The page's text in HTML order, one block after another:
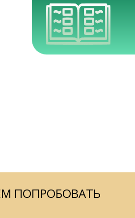
ПОПРОБОВАТЬ